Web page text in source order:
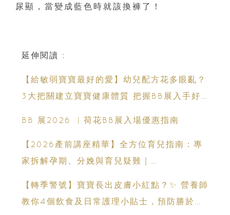
尿顯，當變成藍色時就該換褲了！
延伸閱讀 :
【給敏弱寶寶最好的愛】幼兒配方花多眼亂？
3大把關建立寶寶健康體質 把握BB展入手好
BB 展2026 ︳荷花BB展入場優惠指南
【2026產前講座精華】全方位育兒指南：專
家拆解孕期、分娩與育兒疑難｜
​​【轉季警號】寶寶長出皮膚小紅點？✨ 營養師
教你4個飲食及日常護理小貼士，預防勝於補